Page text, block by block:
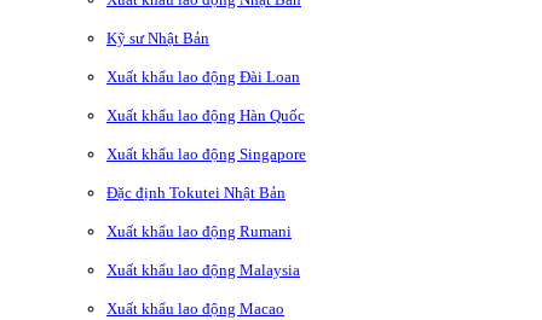
Kỹ sư Nhật Bản
Xuất khẩu lao động Đài Loan
Xuất khẩu lao động Hàn Quốc
Xuất khẩu lao động Singapore
Đặc định Tokutei Nhật Bản
Xuất khẩu lao động Rumani
Xuất khẩu lao động Malaysia
Xuất khẩu lao động Macao